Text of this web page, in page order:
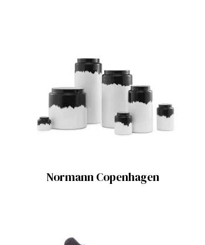
Normann Copenhagen